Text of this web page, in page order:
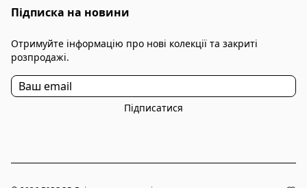
Підписка на новини
Отримуйте інформацію про нові колекції та закриті
розпродажі.
Підписатися